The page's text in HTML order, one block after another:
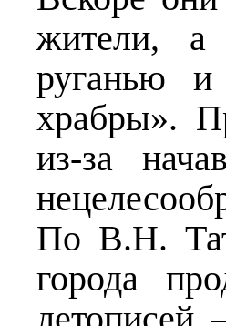
жители, а
руганью
храбры».
из-за
По В.Н.
города